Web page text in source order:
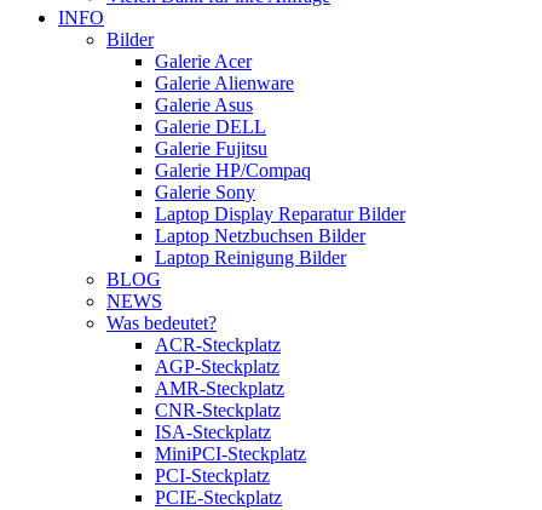
INFO
Bilder
Galerie Acer
Galerie Alienware
Galerie Asus
Galerie DELL
Galerie Fujitsu
Galerie HP/Compaq
Galerie Sony
Laptop Display Reparatur Bilder
Laptop Netzbuchsen Bilder
Laptop Reinigung Bilder
BLOG
NEWS
Was bedeutet?
ACR-Steckplatz
AGP-Steckplatz
AMR-Steckplatz
CNR-Steckplatz
ISA-Steckplatz
MiniPCI-Steckplatz
PCI-Steckplatz
PCIE-Steckplatz